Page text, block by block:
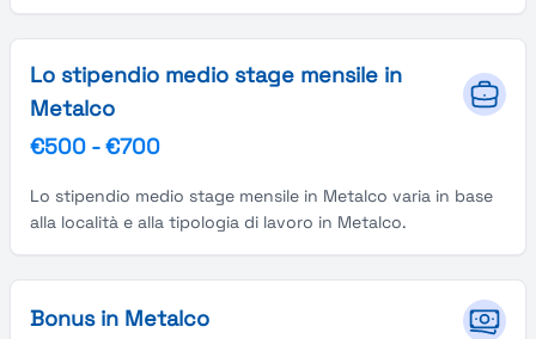
Lo stipendio medio stage mensile in
Metalco
€500 -€700
Lo stipendio medio stage mensile in Metalco varia in base
alla località e alla tipologia di lavoro in Metalco.
Bonus in Metalco